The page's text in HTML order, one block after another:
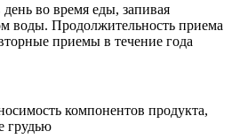
во время еды, запивая
воды. Продолжительность приема
приемы в течение года
компонентов продукта,
грудью